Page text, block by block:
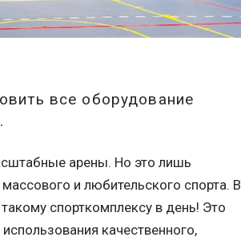
все оборудование
арены. Но это лишь
и любительского спорта. В
спорткомплексу в день! Это
качественного,